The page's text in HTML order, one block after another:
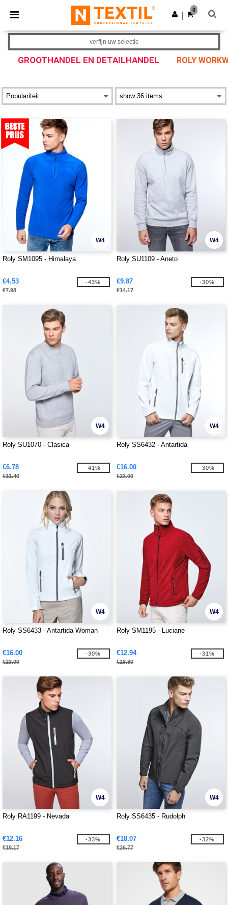
× Ntextil-app
Betere prijzen in de app!
Download app
0
GROOTHANDEL EN DETAILHANDEL ROLY
verfijn uw selectie
W4
Roly SM1095 - Himalaya
€4.53
€7.98
-43%
W4
Roly SU1109 - Aneto
€9.87
€14.17
-30%
W4
Roly SU1070 - Clasica
€6.78
€11.40
-41%
W4
Roly SS6432 - Antartida
€16.00
€23.00
-30%
W4
Roly SS6433 - Antartida Woman
€16.00
€23.00
-30%
W4
Roly SM1195 - Luciane
€12.94
€18.80
-31%
W4
Roly RA1199 - Nevada
€12.16
€18.17
-33%
W4
Roly SS6435 - Rudolph
€18.07
€26.77
-32%